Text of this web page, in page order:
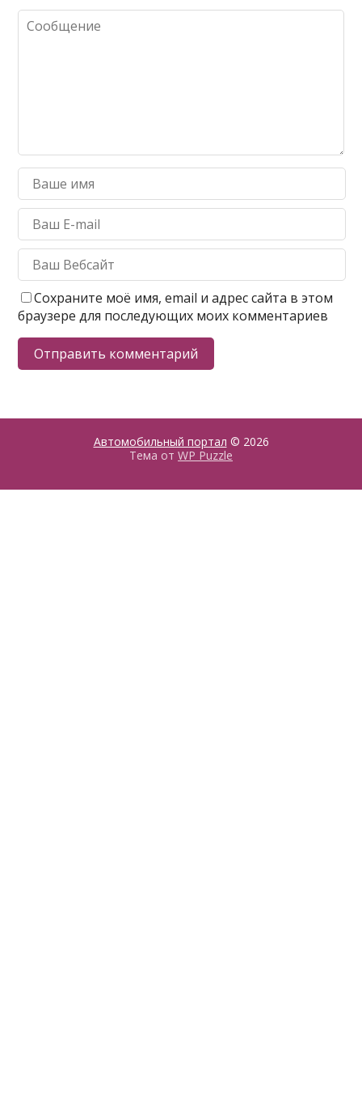
Сохраните моё имя, email и адрес сайта в этом
браузере для последующих моих комментариев
Автомобильный портал © 2026
Тема от WP Puzzle